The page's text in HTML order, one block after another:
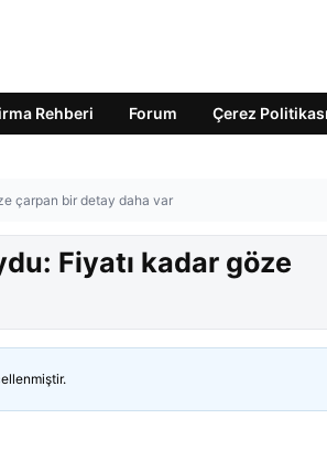
Rehberi Forum Çerez Politikası
çarpan bir detay daha var
Fiyatı kadar göze